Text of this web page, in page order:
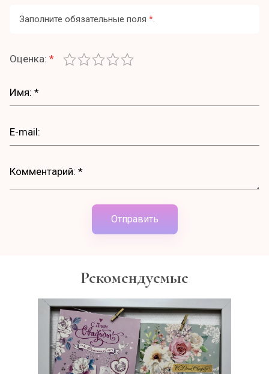
Заполните обязательные поля *.
Оценка: *
Отправить
Рекомендуемые